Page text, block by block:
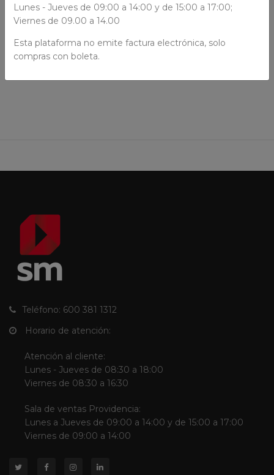
Teléfono: 600 381 1312
Horario de atención:
Atención al cliente:
Lunes - Jueves de 08:30 a 18:00
Viernes de 08:30 a 16:30
Sala de ventas Providencia:
Lunes a Jueves de 09:00 a 14:00 y de 15:00 a 17:00
Viernes de 09:00 a 14:00
Lunes - Jueves de 09:00 a 14:00 y de 15:00 a 17:00;
Viernes de 09.00 a 14.00
Esta plataforma no emite factura electrónica, solo
compras con boleta.